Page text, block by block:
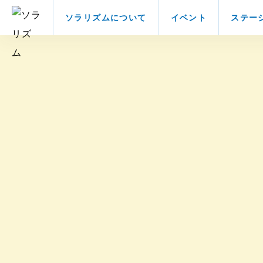
ソラリズムについて イベント ステー